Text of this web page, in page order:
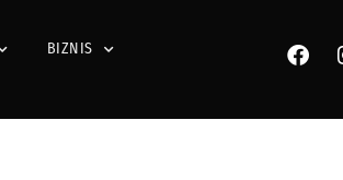
BIZNIS